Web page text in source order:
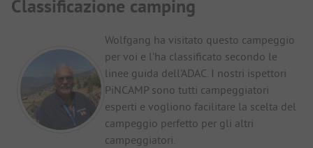
Classificazione camping
Wolfgang ha visitato questo campeggio
per voi e l’ha classificato secondo le
linee guida dell'ADAC. I nostri ispettori
PiNCAMP sono tutti campeggiatori
esperti e vogliono facilitare la scelta del
campeggio perfetto per gli altri
campeggiatori.